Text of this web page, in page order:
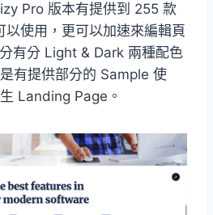
Pro 版本有提供到 255 款
使用，更可以加速來編輯頁
有分 Light & Dark 兩種配色
有提供部分的 Sample 使
Landing Page。